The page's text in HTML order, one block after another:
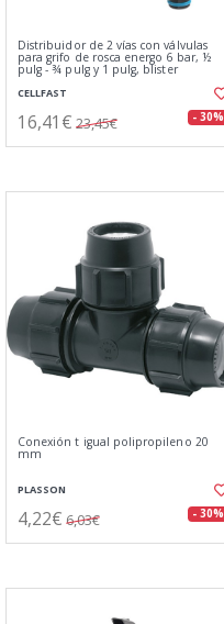
Distribuidor de 2 vías con válvulas
para grifo de rosca energo 6 bar, ½
pulg - ¾ pulg y 1 pulg, blister
CELLFAST
16,41€ 23,45€ - 30%
Conexión t igual polipropileno 20
mm
PLASSON
4,22€ 6,03€ - 30%